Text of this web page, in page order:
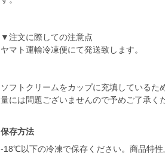
▼注文に際しての注意点
ヤマト運輸冷凍便にて発送致します。
ソフトクリームをカップに充填している
保存方法
-18℃以下の冷凍で保存ください。商品特性